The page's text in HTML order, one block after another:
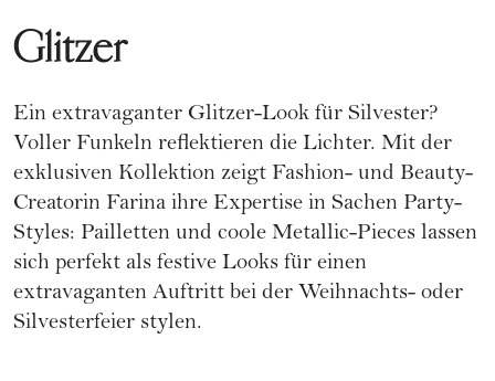
Glitzer
Ein extravaganter Glitzer-Look für Silvester?
Voller Funkeln reflektieren die Lichter. Mit der
exklusiven Kollektion zeigt Fashion- und Beauty-
Creatorin Farina ihre Expertise in Sachen Party-
Styles: Pailletten und coole Metallic-Pieces lassen
sich perfekt als festive Looks für einen
extravaganten Auftritt bei der Weihnachts- oder
Silvesterfeier stylen.